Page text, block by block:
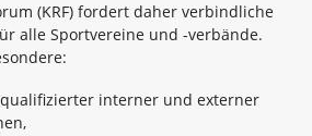
(KRF) fordert daher verbindliche
alle Sportvereine und -verbände.
interner und externer